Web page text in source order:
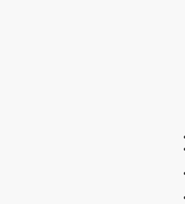
ist entsprechend der unten